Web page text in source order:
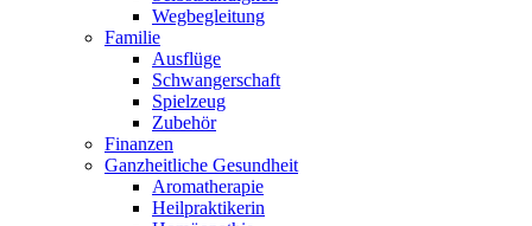
Wegbegleitung
Familie
Ausflüge
Schwangerschaft
Spielzeug
Zubehör
Finanzen
Ganzheitliche Gesundheit
Aromatherapie
Heilpraktikerin